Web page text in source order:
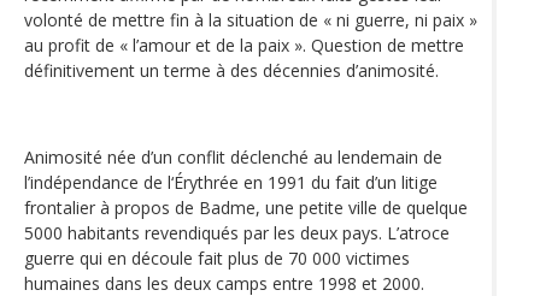
volonté de mettre fin à la situation de « ni guerre, ni paix »
au profit de « l’amour et de la paix ». Question de mettre
définitivement un terme à des décennies d’animosité.
Animosité née d’un conflit déclenché au lendemain de
l’indépendance de l‘Érythrée en 1991 du fait d’un litige
frontalier à propos de Badme, une petite ville de quelque
5000 habitants revendiqués par les deux pays. L’atroce
guerre qui en découle fait plus de 70 000 victimes
humaines dans les deux camps entre 1998 et 2000.